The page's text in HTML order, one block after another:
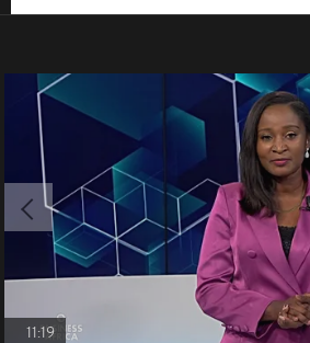
11:19